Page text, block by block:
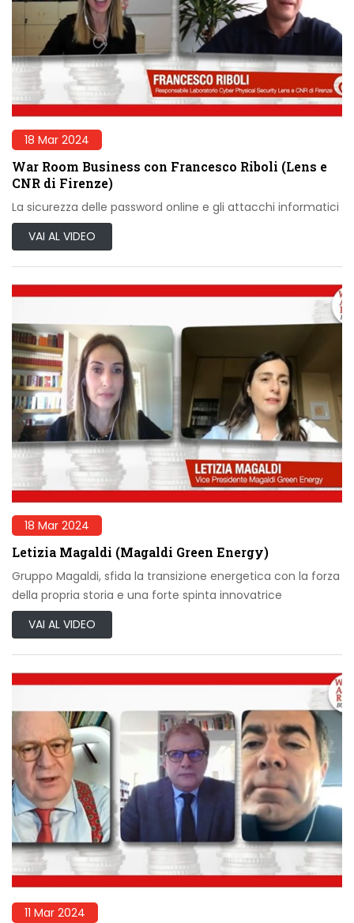
18 Mar 2024
War Room Business con Francesco Riboli (Lens e
CNR di Firenze)
La sicurezza delle password online e gli attacchi informatici
VAI AL VIDEO
18 Mar 2024
Letizia Magaldi (Magaldi Green Energy)
Gruppo Magaldi, sfida la transizione energetica con la forza
della propria storia e una forte spinta innovatrice
VAI AL VIDEO
11 Mar 2024